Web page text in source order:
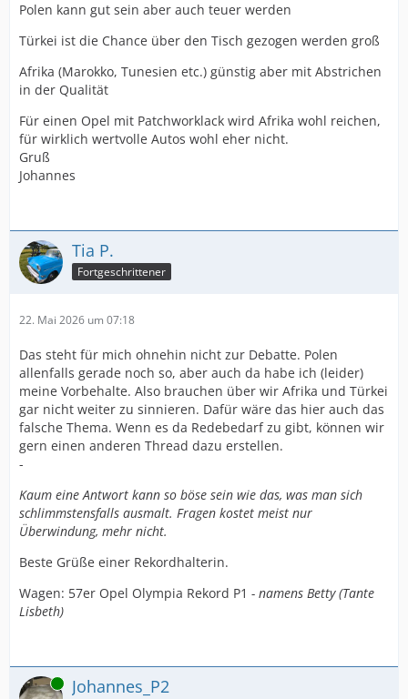
Polen kann gut sein aber auch teuer werden
Türkei ist die Chance über den Tisch gezogen werden groß
Afrika (Marokko, Tunesien etc.) günstig aber mit Abstrichen
in der Qualität
Für einen Opel mit Patchworklack wird Afrika wohl reichen,
für wirklich wertvolle Autos wohl eher nicht.
Gruß
Johannes
Tia P.
Fortgeschrittener
22. Mai 2026 um 07:18
Das steht für mich ohnehin nicht zur Debatte. Polen
allenfalls gerade noch so, aber auch da habe ich (leider)
meine Vorbehalte. Also brauchen über wir Afrika und Türkei
gar nicht weiter zu sinnieren. Dafür wäre das hier auch das
falsche Thema. Wenn es da Redebedarf zu gibt, können wir
gern einen anderen Thread dazu erstellen.
-
Kaum eine Antwort kann so böse sein wie das, was man sich
schlimmstensfalls ausmalt. Fragen kostet meist nur
Überwindung, mehr nicht.
Beste Grüße einer Rekordhalterin.
Wagen: 57er Opel Olympia Rekord P1 - namens Betty (Tante
Lisbeth)
Online Johannes_P2